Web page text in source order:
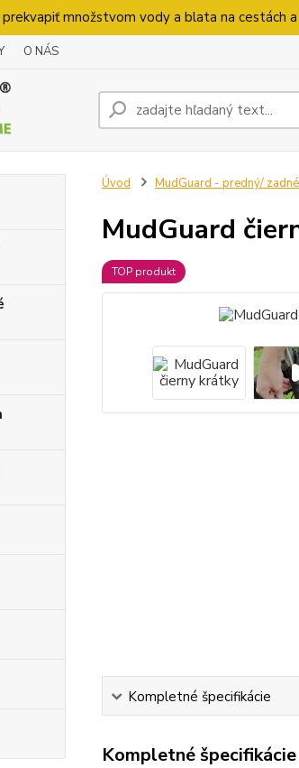
množstvom vody a blata na cestách
O NÁS
Úvod MudGuard - predný/
MudGuard
TOP produkt
Kompletné špecifikácie
Kompletné špecifikácie